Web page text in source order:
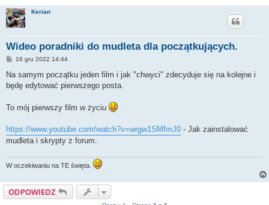
Kerian
Wideo poradniki do mudleta dla początkujących.
P
s
16 gru 2022 14:44
Na samym początku jeden film i jak "chwyci" zdecyduje się na kolejne i
będę edytować pierwszego posta.
To mój pierwszy film w życiu
https://www.youtube.com/watch?v=wrgw1SMfmJ0 - Jak zainstalować
mudleta i skrypty z forum.
W oczekiwaniu na TE święta.
ODPOWIEDZ